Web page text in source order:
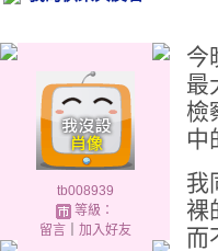
tb008939
等級：
留言｜ 加入好友
今
最
檢
中
我
裸
而